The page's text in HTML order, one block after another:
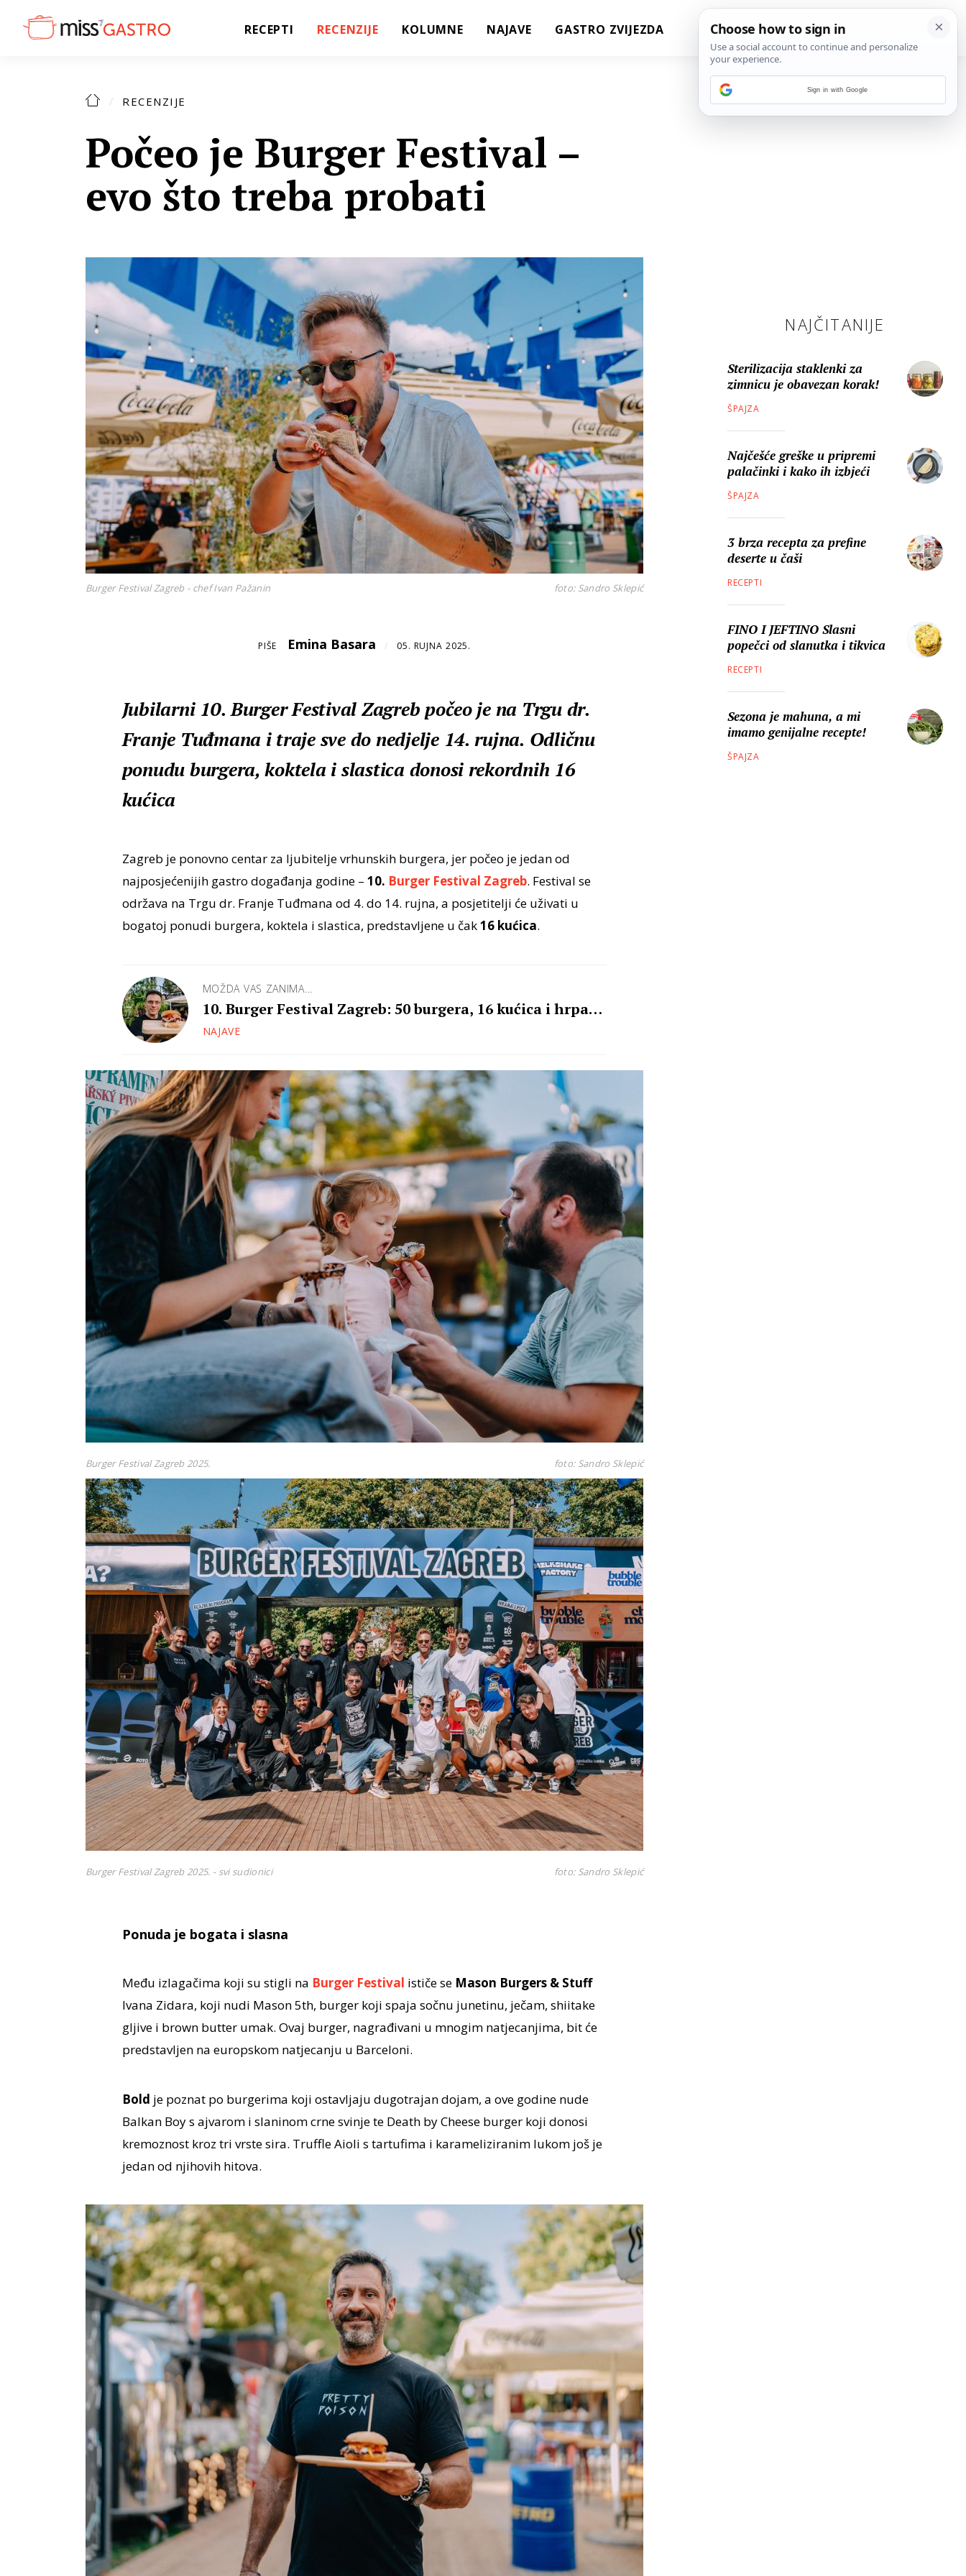
RECEPTI RECENZIJE KOLUMNE NAJAVE GASTRO ZVIJEZDA
RECENZIJE
Počeo je Burger Festival –
evo što treba probati
Burger Festival Zagreb - chef Ivan Pažanin foto: Sandro Sklepić
PIŠE Emina Basara / 05. RUJNA 2025.
Jubilarni 10. Burger Festival Zagreb počeo je na Trgu dr.
Franje Tuđmana i traje sve do nedjelje 14. rujna. Odličnu
ponudu burgera, koktela i slastica donosi rekordnih 16
kućica
Zagreb je ponovno centar za ljubitelje vrhunskih burgera, jer počeo je jedan od
najposjećenijih gastro događanja godine – 10. Burger Festival Zagreb. Festival se
održava na Trgu dr. Franje Tuđmana od 4. do 14. rujna, a posjetitelji će uživati u
bogatoj ponudi burgera, koktela i slastica, predstavljene u čak16 kućica.
MOŽDA VAS ZANIMA...
10. Burger Festival Zagreb: 50 burgera, 16 kućica i hrpa
gastro iznenađenja
NAJAVE
Burger Festival Zagreb 2025. foto: Sandro Sklepić
Burger Festival Zagreb 2025. - svi sudionici foto: Sandro Sklepić
Ponuda je bogata i slasna
Među izlagačima koji su stigli na Burger Festival ističe se Mason Burgers & Stuff
Ivana Zidara, koji nudi Mason 5th, burger koji spaja sočnu junetinu, ječam, shiitake
gljive i brown butter umak. Ovaj burger, nagrađivani u mnogim natjecanjima, bit će
predstavljen na europskom natjecanju u Barceloni.
Bold je poznat po burgerima koji ostavljaju dugotrajan dojam, a ove godine nude
Balkan Boy s ajvarom i slaninom crne svinje te Death by Cheese burger koji donosi
kremoznost kroz tri vrste sira. Truffle Aioli s tartufima i karameliziranim lukom još je
jedan od njihovih hitova.
NAJČITANIJE
Sterilizacija staklenki za
zimnicu je obavezan korak!
ŠPAJZA
Najčešće greške u pripremi
palačinki i kako ih izbjeći
ŠPAJZA
3 brza recepta za prefine
deserte u čaši
RECEPTI
FINO I JEFTINO Slasni
popečci od slanutka i tikvica
RECEPTI
Sezona je mahuna, a mi
imamo genijalne recepte!
ŠPAJZA
Sign in with Google